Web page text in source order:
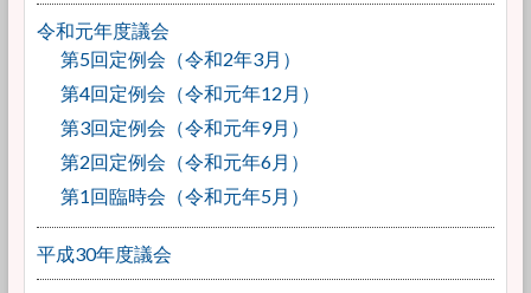
令和元年度議会
第5回定例会（令和2年3月）
第4回定例会（令和元年12月）
第3回定例会（令和元年9月）
第2回定例会（令和元年6月）
第1回臨時会（令和元年5月）
平成30年度議会